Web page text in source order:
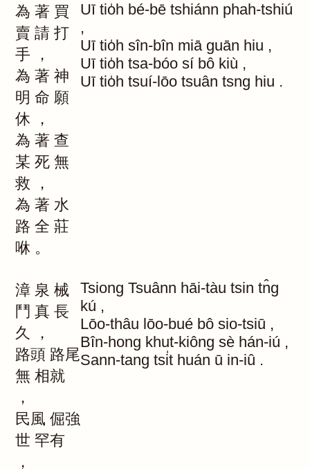
為 著 買
賣 請 打
手
，
為 著 神
明 命 願
休
，
為 著 查
某 死 無
救
，
為 著 水
路 全 莊
咻 。
Uī tio̍h bé-bē tshiánn phah-tshiú
,
Uī tio̍h sîn-bîn miā guān hiu ,
Uī tio̍h tsa-bóo sí bô kiù ,
Uī tio̍h tsuí-lōo tsuân tsng hiu .
漳 泉 械
鬥 真 長
久
，
路頭 路尾
無 相就
，
民風 倔強
世 罕有
，
Tsiong Tsuânn hāi-tàu tsin tn̂g
kú ,
Lōo-thâu lōo-bué bô sio-tsiū ,
Bîn-hong khut-kiông sè hán-iú ,
Sann-tang tsi̍t huán ū in-iû .